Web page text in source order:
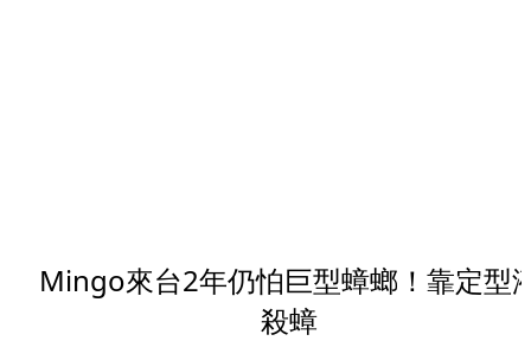
Mingo來台2年仍怕巨型蟑螂！靠定型
殺蟑